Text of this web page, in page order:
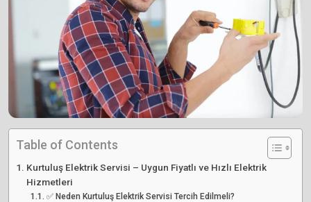
Table of Contents
Kurtuluş Elektrik Servisi – Uygun Fiyatlı ve Hızlı Elektrik
Hizmetleri
✅ Neden Kurtuluş Elektrik Servisi Tercih Edilmeli?